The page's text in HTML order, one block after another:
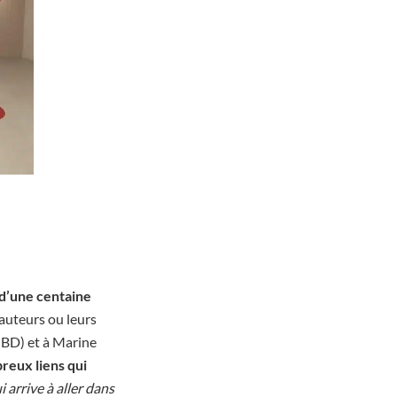
centaine
ou leurs
et à Marine
liens qui
arrive à aller dans